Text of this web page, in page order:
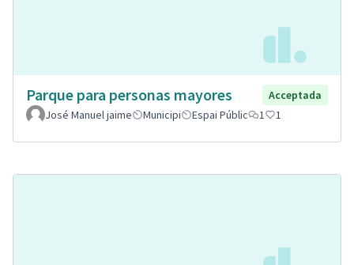
Parque para personas mayores
Acceptada
José Manuel jaime
Municipi Espai Públic 1 1